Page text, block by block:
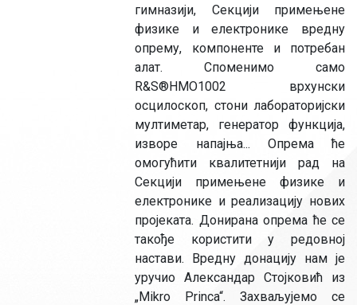
гимназији, Секцији примењене
физике и електронике вредну
опрему, компоненте и потребан
алат. Споменимо само
R&S®HMO1002 врхунски
осцилоскоп, стони лабораторијски
мултиметар, генератор функција,
изворе напајња... Опрема ће
омогућити квалитетнији рад на
Секцији примењене физике и
електронике и реализацију нових
пројеката. Донирана опрема ће се
такође користити у редовној
настави. Вредну донацију нам је
уручио Александар Стојковић из
„Mikro Princa“. Захваљујемо се